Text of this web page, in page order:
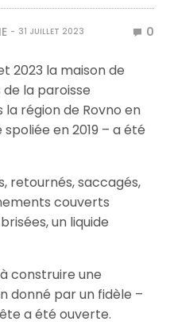
31 JUILLET 2023 0
2023 la maison de
la paroisse
région de Rovno en
en 2019 – a été
retournés, saccagés,
couverts
un liquide
construire une
donné par un fidèle –
a été ouverte.